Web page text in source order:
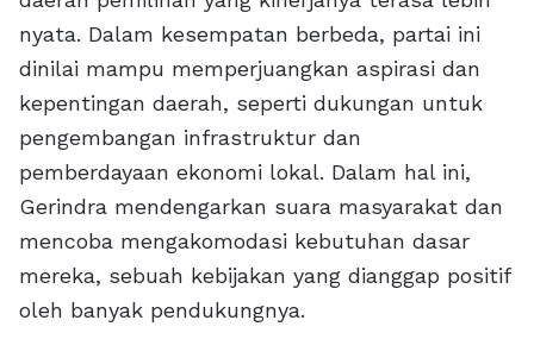
nyata. Dalam kesempatan berbeda, partai ini
dinilai mampu memperjuangkan aspirasi dan
kepentingan daerah, seperti dukungan untuk
pengembangan infrastruktur dan
pemberdayaan ekonomi lokal. Dalam hal ini,
Gerindra mendengarkan suara masyarakat dan
mencoba mengakomodasi kebutuhan dasar
mereka, sebuah kebijakan yang dianggap positif
oleh banyak pendukungnya.